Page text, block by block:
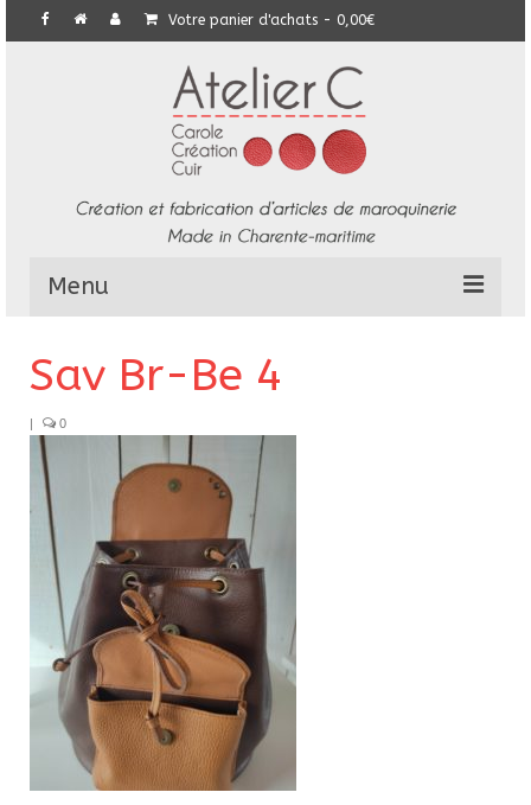
Votre panier d'achats - 0,00€
Menu
Commandes particulières
E-Boutique
Pour acheter
Contact
Sav Br-Be 4
| 0